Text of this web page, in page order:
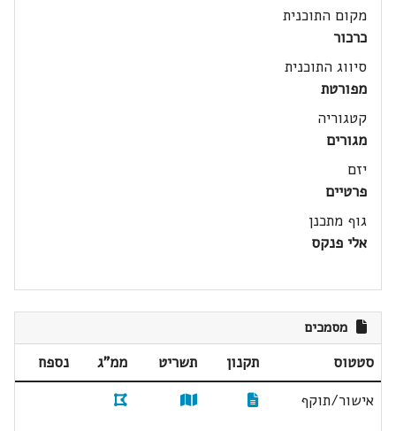
מקום התוכנית
כרכור
סיווג התוכנית
מפורטת
קטגוריה
מגורים
יזם
פרטיים
גוף מתכנן
אלי פנקס
מסמכים
סטטוס תקנון תשריט ממ"ג
נספח
אישור/תוקף